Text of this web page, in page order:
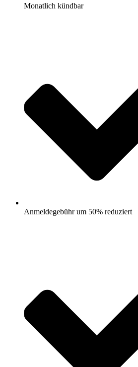
Monatlich kündbar
Anmeldegebühr um 50% reduziert